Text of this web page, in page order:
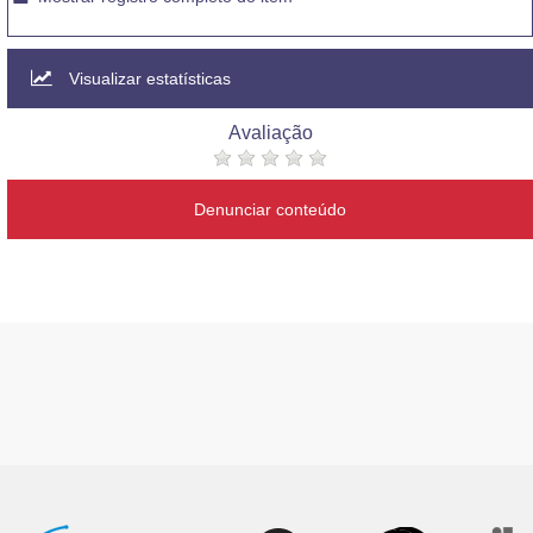
Visualizar estatísticas
Avaliação
Denunciar conteúdo